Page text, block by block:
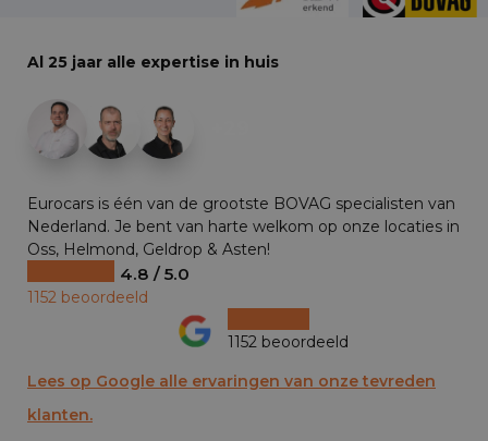
Al 25 jaar alle expertise in huis
Eurocars is één van de grootste BOVAG specialisten van
Nederland. Je bent van harte welkom op onze locaties in
Oss, Helmond, Geldrop & Asten!
4.8 / 5.0
1152 beoordeeld
1152 beoordeeld
Lees op Google alle ervaringen van onze tevreden
klanten.